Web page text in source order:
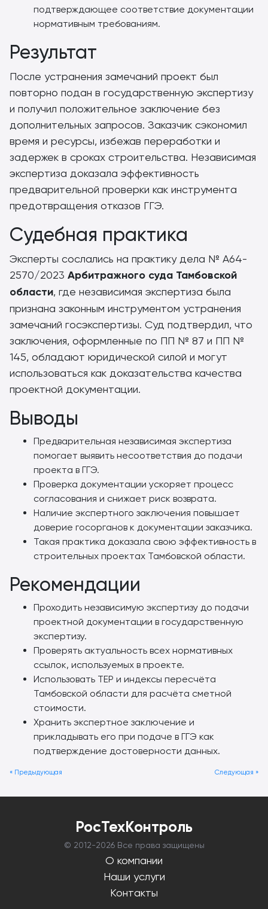
подтверждающее соответствие документации
нормативным требованиям.
Результат
После устранения замечаний проект был
повторно подан в государственную экспертизу
и получил положительное заключение без
дополнительных запросов. Заказчик сэкономил
время и ресурсы, избежав переработки и
задержек в сроках строительства. Независимая
экспертиза доказала эффективность
предварительной проверки как инструмента
предотвращения отказов ГГЭ.
Судебная практика
Эксперты сослались на практику дела № А64-
2570/2023 Арбитражного суда Тамбовской
области, где независимая экспертиза была
признана законным инструментом устранения
замечаний госэкспертизы. Суд подтвердил, что
заключения, оформленные по ПП № 87 и ПП №
145, обладают юридической силой и могут
использоваться как доказательства качества
проектной документации.
Выводы
Предварительная независимая экспертиза
помогает выявить несоответствия до подачи
проекта в ГГЭ.
Проверка документации ускоряет процесс
согласования и снижает риск возврата.
Наличие экспертного заключения повышает
доверие госорганов к документации заказчика.
Такая практика доказала свою эффективность в
строительных проектах Тамбовской области.
Рекомендации
Проходить независимую экспертизу до подачи
проектной документации в государственную
экспертизу.
Проверять актуальность всех нормативных
ссылок, используемых в проекте.
Использовать ТЕР и индексы пересчёта
Тамбовской области для расчёта сметной
стоимости.
Хранить экспертное заключение и
прикладывать его при подаче в ГГЭ как
подтверждение достоверности данных.
Следующая »
« Предыдующая
РосТехКонтроль
© 2012-2026 Все права защищены
О компании
Наши услуги
Контакты